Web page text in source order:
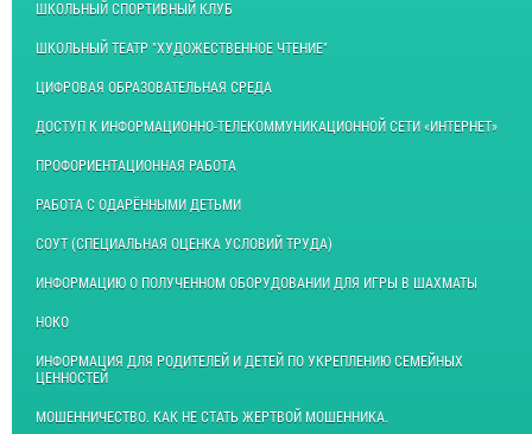
ШКОЛЬНЫЙ СПОРТИВНЫЙ КЛУБ
ШКОЛЬНЫЙ ТЕАТР "ХУДОЖЕСТВЕННОЕ ЧТЕНИЕ"
ЦИФРОВАЯ ОБРАЗОВАТЕЛЬНАЯ СРЕДА
ДОСТУП К ИНФОРМАЦИОННО-ТЕЛЕКОММУНИКАЦИОННОЙ СЕТИ «ИНТЕРНЕТ»
ПРОФОРИЕНТАЦИОННАЯ РАБОТА
РАБОТА С ОДАРЁННЫМИ ДЕТЬМИ
СОУТ (СПЕЦИАЛЬНАЯ ОЦЕНКА УСЛОВИЙ ТРУДА)
ИНФОРМАЦИЮ О ПОЛУЧЕННОМ ОБОРУДОВАНИИ ДЛЯ ИГРЫ В ШАХМАТЫ
НОКО
ИНФОРМАЦИЯ ДЛЯ РОДИТЕЛЕЙ И ДЕТЕЙ ПО УКРЕПЛЕНИЮ СЕМЕЙНЫХ
ЦЕННОСТЕЙ
МОШЕННИЧЕСТВО. КАК НЕ СТАТЬ ЖЕРТВОЙ МОШЕННИКА.